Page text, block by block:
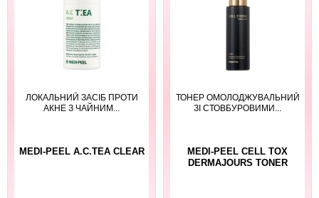
ЛОКАЛЬНИЙ ЗАСІБ ПРОТИ
АКНЕ З ЧАЙНИМ...
MEDI-PEEL A.C.TEA CLEAR
ТОНЕР ОМОЛОДЖУВАЛЬНИЙ
ЗІ СТОВБУРОВИМИ...
MEDI-PEEL CELL TOX
DERMAJOURS TONER